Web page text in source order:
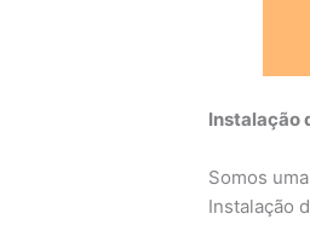
Instalação
Somos
Instalação